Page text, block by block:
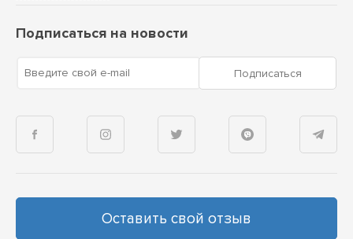
Подписаться на новости
Введите свой e-mail Подписаться
Оставить свой отзыв